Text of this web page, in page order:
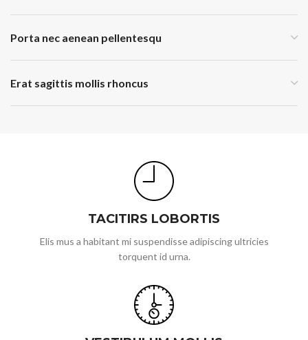
Porta nec aenean pellentesqu
Erat sagittis mollis rhoncus
TACITIRS LOBORTIS
Elis mus a habitant mi suspendisse adipiscing ultricies
torquent id urna.